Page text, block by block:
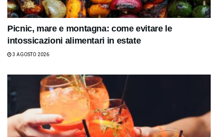
Picnic, mare e montagna: come evitare le
intossicazioni alimentari in estate
3 AGOSTO 2026